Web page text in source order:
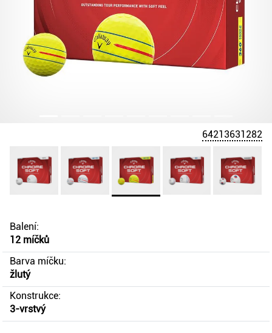
64213631282
Balení:
12 míčků
Barva míčku:
žlutý
Konstrukce:
3-vrstvý